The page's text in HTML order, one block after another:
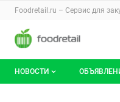
Раздел
Foodretail.ru – Сервис для
Авторизация и
Навигация по
НОВОСТИ